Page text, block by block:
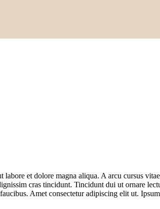
et dolore magna aliqua. A arcu cursus
cras tincidunt. Tincidunt dui ut ornare
Amet consectetur adipiscing elit ut.